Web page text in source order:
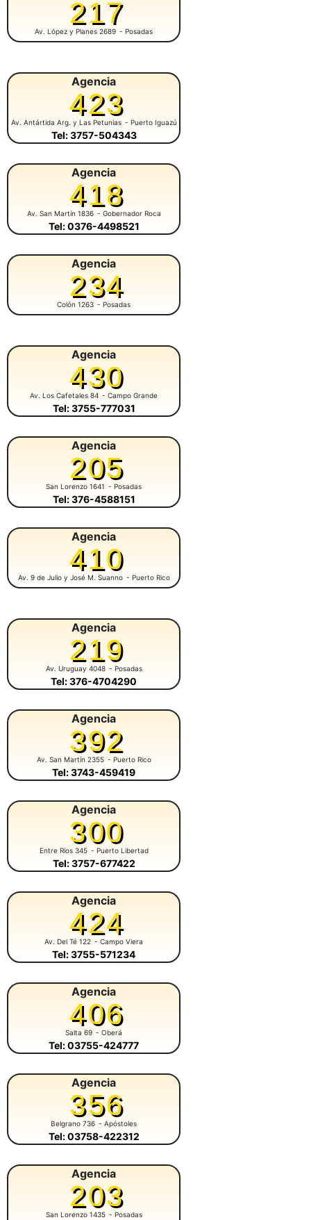
217
Av. López y Planes 2689 - Posadas
Agencia
423
Av. Antártida Arg. y Las Petunias - Puerto Iguazú
Tel: 3757-504343
Agencia
418
Av. San Martín 1836 - Gobernador Roca
Tel: 0376-4498521
Agencia
234
Colón 1263 - Posadas
Agencia
430
Av. Los Cafetales 84 - Campo Grande
Tel: 3755-777031
Agencia
205
San Lorenzo 1641 - Posadas
Tel: 376-4588151
Agencia
410
Av. 9 de Julio y José M. Suanno - Puerto Rico
Agencia
219
Av. Uruguay 4048 - Posadas
Tel: 376-4704290
Agencia
392
Av. San Martín 2355 - Puerto Rico
Tel: 3743-459419
Agencia
300
Entre Ríos 345 - Puerto Libertad
Tel: 3757-677422
Agencia
424
Av. Del Té 122 - Campo Viera
Tel: 3755-571234
Agencia
406
Salta 69 - Oberá
Tel: 03755-424777
Agencia
356
Belgrano 736 - Apóstoles
Tel: 03758-422312
Agencia
203
San Lorenzo 1435 - Posadas